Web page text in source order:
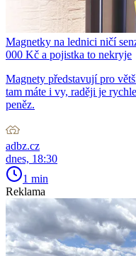
Magnetky na lednici ničí
000 Kč a pojistka to nekryje
Magnety představují pro
tam máte i vy, raději je
peněz.
adbz.cz
dnes, 18:30
1 min
Reklama